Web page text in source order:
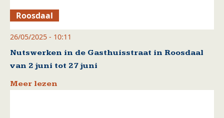
Roosdaal
26/05/2025 - 10:11
Nutswerken in de Gasthuisstraat in Roosdaal
van 2 juni tot 27 juni
Meer lezen